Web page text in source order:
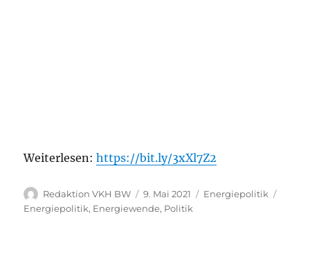
Weiterlesen:https://bit.ly/3xXl7Z2
Autor
Redaktion VKH BW
Veröffentlicht
am
9. Mai 2021 Kategorien
Energiepolitik
Energiepolitik, Energiewende, Politik